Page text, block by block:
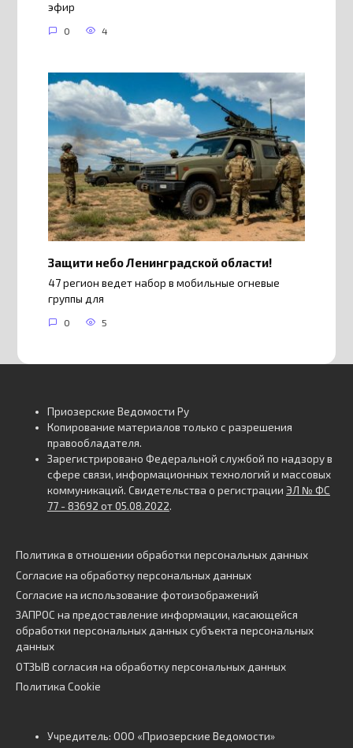
эфир
0 4
Защити небо Ленинградской области!
47 регион ведет набор в мобильные огневые
группы для
0 5
Приозерские Ведомости Ру
Копирование материалов только с разрешения
правообладателя.
Зарегистрировано Федеральной службой по надзору в
сфере связи, информационных технологий и массовых
коммуникаций. Свидетельства о регистрации ЭЛ № ФС
77 - 83692 от 05.08.2022.
Политика в отношении обработки персональных данных
Согласие на обработку персональных данных
Согласие на использование фотоизображений
ЗАПРОС на предоставление информации, касающейся
обработки персональных данных субъекта персональных
данных
ОТЗЫВ согласия на обработку персональных данных
Политика Cookie
Учредитель: ООО «Приозерские Ведомости»